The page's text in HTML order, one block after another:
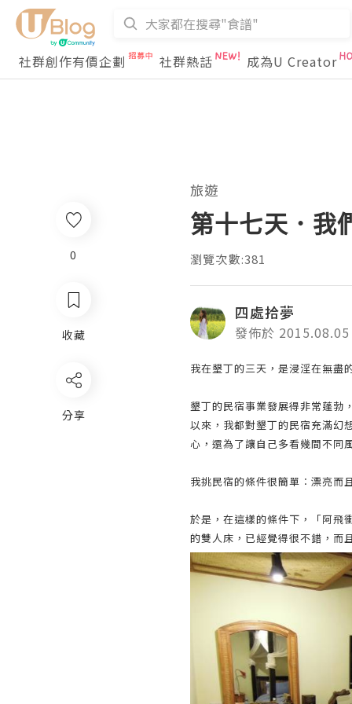
社群創作有價企劃 社群熱話 成為U Creator
旅遊
第十七天．
瀏覽次數:381
四處拾夢
發佈於 2015.08.05
我在墾丁的三天，是浸淫在無盡
墾丁的民宿事業發展得非常蓬勃
以來，我都對墾丁的民宿充滿幻
心，還為了讓自己多看幾間不同
我挑民宿的條件很簡單︰漂亮而
於是，在這樣的條件下，「阿飛
的雙人床，已經覺得很不錯，而
0
收藏
分享